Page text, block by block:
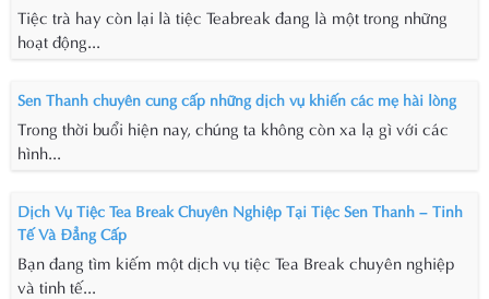
Tiệc trà hay còn lại là tiệc Teabreak đang là một trong những
hoạt động...
Sen Thanh chuyên cung cấp những dịch vụ khiến các mẹ hài lòng
Trong thời buổi hiện nay, chúng ta không còn xa lạ gì với các
hình...
Dịch Vụ Tiệc Tea Break Chuyên Nghiệp Tại Tiệc Sen Thanh – Tinh
Tế Và Đẳng Cấp
Bạn đang tìm kiếm một dịch vụ tiệc Tea Break chuyên nghiệp
và tinh tế...